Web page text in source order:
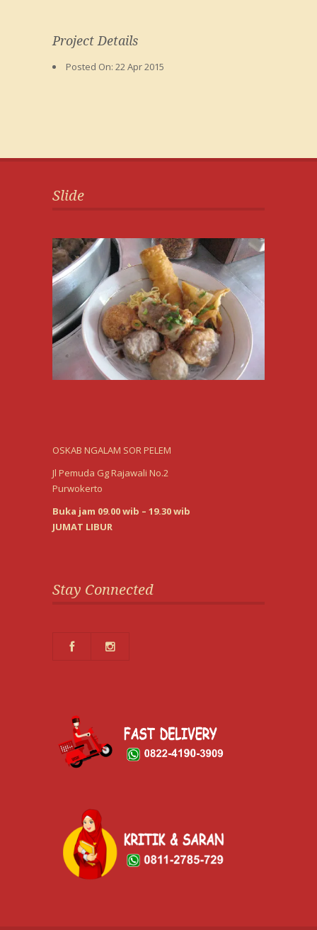
Project Details
Posted On: 22 Apr 2015
Slide
OSKAB NGALAM SOR PELEM
Jl Pemuda Gg Rajawali No.2
Purwokerto
Buka jam 09.00 wib – 19.30 wib
JUMAT LIBUR
Stay Connected